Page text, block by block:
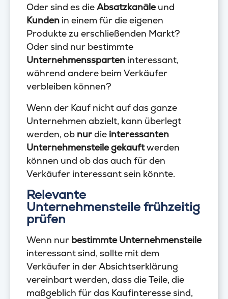
Oder sind es dieAbsatzkanäleund
Kunden in einem für die eigenen
Produkte zu erschließenden Markt?
Oder sind nur bestimmte
Unternehmenssparten interessant,
während andere beim Verkäufer
verbleiben können?
Wenn der Kauf nicht auf das ganze
Unternehmen abzielt, kann überlegt
werden, ob nurdie interessanten
Unternehmensteilegekauftwerden
können und ob das auch für den
Verkäufer interessant sein könnte.
Relevante
Unternehmensteile frühzeitig
prüfen
Wenn nur bestimmte Unternehmensteile
interessant sind, sollte mit dem
Verkäufer in der Absichtserklärung
vereinbart werden, dass die Teile, die
maßgeblich für das Kaufinteresse sind,